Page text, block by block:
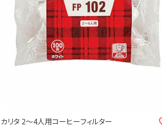
カリタ 2〜4人用コーヒーフィルター